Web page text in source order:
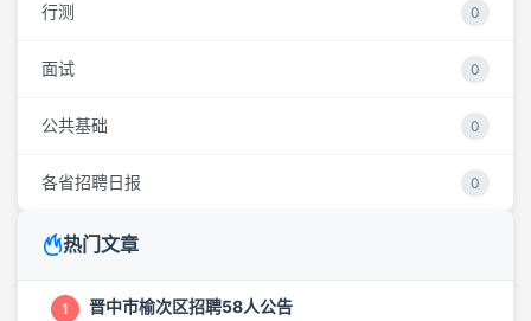
行测 0
面试 0
公共基础 0
各省招聘日报 0
热门文章
1 晋中市榆次区招聘58人公告